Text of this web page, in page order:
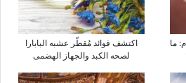
ما
اکتشف فوائد مُقطّر عشبه البابارا
لصحه الکبد والجهاز الهضمی